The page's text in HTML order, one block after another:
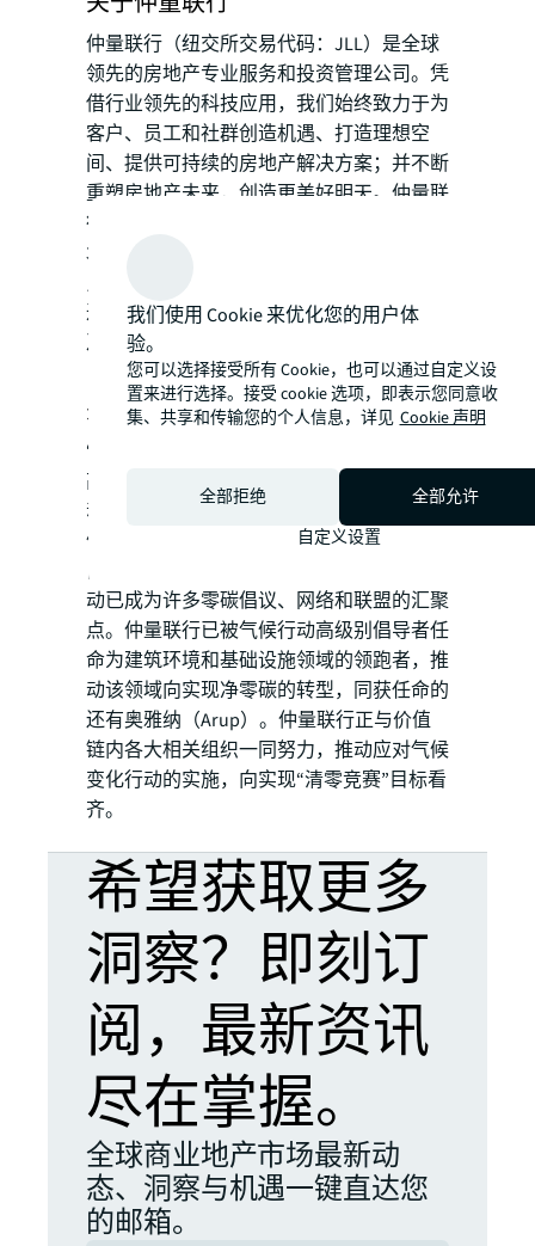
仲量联行（纽交所交易代码：JLL）是全球
领先的房地产专业服务和投资管理公司。凭
借行业领先的科技应用，我们始终致力于为
客户、员工和社群创造机遇、打造理想空
间、提供可持续的房地产解决方案；并不断
重塑房地产未来，创造更美好明天。仲量联
行是《财富》500强企业，截至2020年12月
31日，仲量联行业务遍及全球80多个国家，
员工总数超过91,000人，2020财政年度收入
达166亿美元。JLL是仲量联行的品牌名称以
及注册商标。更多信息请浏览
关于清零竞赛 (Race to Zero)
“清零竞赛（Race to Zero）”是由气候行动
高级别倡导者发起的一项大范围全球性活
动，旨在动员非政府主体团结一致，加入气
候雄心联盟（Climate Ambition Alliance）。
自2020年6月活动发起以来，“清零竞赛”活
动已成为许多零碳倡议、网络和联盟的汇聚
点。仲量联行已被气候行动高级别倡导者任
命为建筑环境和基础设施领域的领跑者，推
动该领域向实现净零碳的转型，同获任命的
还有奥雅纳（Arup）。仲量联行正与价值
链内各大相关组织一同努力，推动应对气候
变化行动的实施，向实现“清零竞赛”目标看
齐。
希望获取更多
洞察？即刻订
阅，最新资讯
尽在掌握。
全球商业地产市场最新动
态、洞察与机遇一键直达您
的邮箱。
我们使用 Cookie 来优化您的用户体
验。
您可以选择接受所有 Cookie，也可以通过自定义设
置来进行选择。接受 cookie 选项，即表示您同意收
集、共享和传输您的个人信息，详见 Cookie 声明
全部拒绝
全部允许
自定义设置